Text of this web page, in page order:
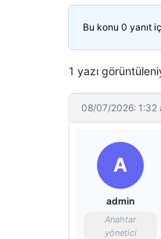
Bu konu 0 yanıt
1 yazı
08/07/2026: 1:32
A
admin
Anahtar
yönetici